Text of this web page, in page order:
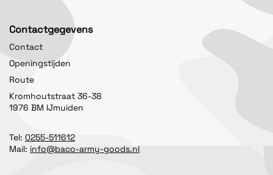
Contactgegevens
Contact
Openingstijden
Route
Kromhoutstraat 36-38
1976 BM IJmuiden
Tel: 0255-511612
Mail: info@baco-army-goods.nl